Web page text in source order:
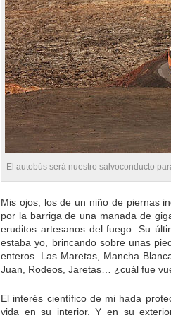
El autobús será nuestro salvoconducto
Mis ojos, los de un niño de piernas
por la barriga de una manada de
eruditos artesanos del fuego. Su
estaba yo, brincando sobre unas
enteros. Las Maretas, Mancha
Juan, Rodeos, Jaretas… ¿cuál fue
El interés científico de mi hada
vida en su interior. Y en su